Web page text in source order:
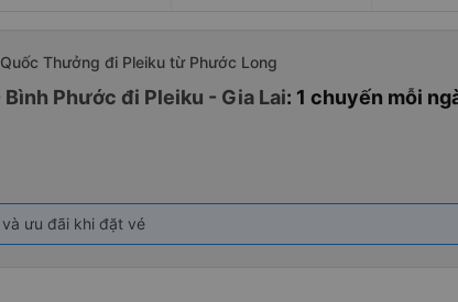
Thưởng đi Pleiku từ Phước Long
Phước đi Pleiku - Gia Lai: 1 chuyến mỗi
ưu đãi khi đặt vé